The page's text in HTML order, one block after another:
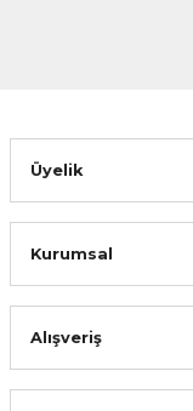
Üyelik
Kurumsal
Alışveriş